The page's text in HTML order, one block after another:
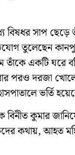
বিষধর সাপ ছেড়ে
তুলেছেন
একটি ঘরে
পরও দরজা
ভর্তি
বিনীত কুমার
কথায়, আহত